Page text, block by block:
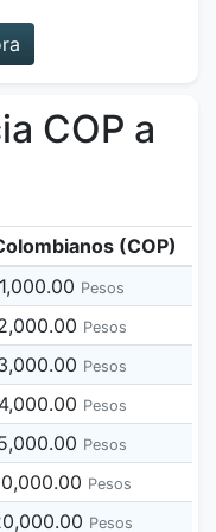
COP a
(COP)
Pesos
Pesos
Pesos
Pesos
Pesos
Pesos
Pesos